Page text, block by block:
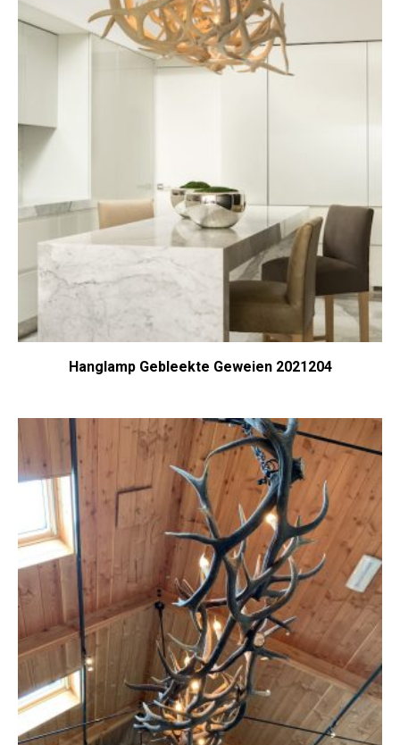
Hanglamp Gebleekte Geweien 2021204